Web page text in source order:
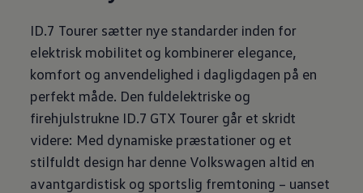
ID.7 Tourer sætter nye standarder inden for
elektrisk mobilitet og kombinerer elegance,
komfort og anvendelighed i dagligdagen på en
perfekt måde. Den fuldelektriske og
firehjulstrukne ID.7 GTX Tourer går et skridt
videre: Med dynamiske præstationer og et
stilfuldt design har denne Volkswagen altid en
avantgardistisk og sportslig fremtoning – uanset